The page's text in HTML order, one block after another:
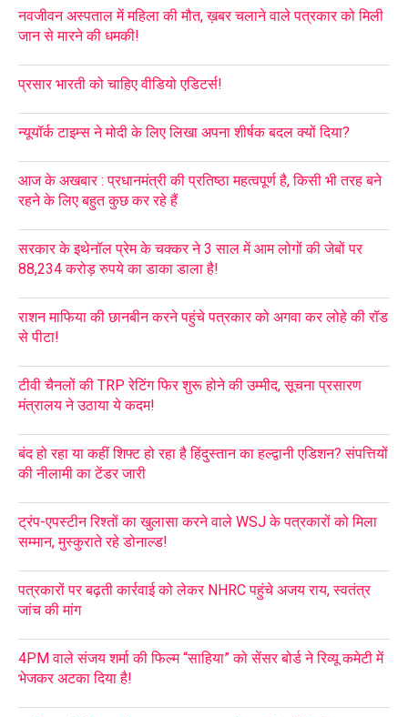
नवजीवन अस्पताल में महिला की मौत, ख़बर चलाने वाले पत्रकार को मिली
जान से मारने की धमकी!
प्रसार भारती को चाहिए वीडियो एडिटर्स!
न्यूयॉर्क टाइम्स ने मोदी के लिए लिखा अपना शीर्षक बदल क्यों दिया?
आज के अखबार : प्रधानमंत्री की प्रतिष्ठा महत्वपूर्ण है, किसी भी तरह बने
रहने के लिए बहुत कुछ कर रहे हैं
सरकार के इथेनॉल प्रेम के चक्कर ने 3 साल में आम लोगों की जेबों पर
88,234 करोड़ रुपये का डाका डाला है!
राशन माफिया की छानबीन करने पहुंचे पत्रकार को अगवा कर लोहे की रॉड
से पीटा!
टीवी चैनलों की TRP रेटिंग फिर शुरू होने की उम्मीद, सूचना प्रसारण
मंत्रालय ने उठाया ये कदम!
बंद हो रहा या कहीं शिफ्ट हो रहा है हिंदुस्तान का हल्द्वानी एडिशन? संपत्तियों
की नीलामी का टेंडर जारी
ट्रंप-एपस्टीन रिश्तों का खुलासा करने वाले WSJ के पत्रकारों को मिला
सम्मान, मुस्कुराते रहे डोनाल्ड!
पत्रकारों पर बढ़ती कार्रवाई को लेकर NHRC पहुंचे अजय राय, स्वतंत्र
जांच की मांग
4PM वाले संजय शर्मा की फिल्म “साहिया” को सेंसर बोर्ड ने रिव्यू कमेटी में
भेजकर अटका दिया है!